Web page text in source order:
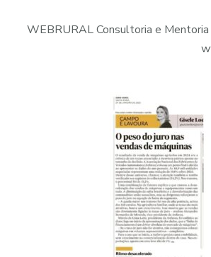
WEBRURAL Consultoria e